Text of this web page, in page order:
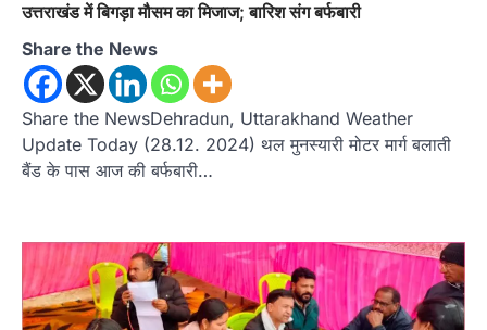
उत्तराखंड में बिगड़ा मौसम का मिजाज; बारिश संग बर्फबारी
Share the News
Share the NewsDehradun, Uttarakhand Weather
Update Today (28.12. 2024) थल मुनस्यारी मोटर मार्ग बलाती
बैंड के पास आज की बर्फबारी…